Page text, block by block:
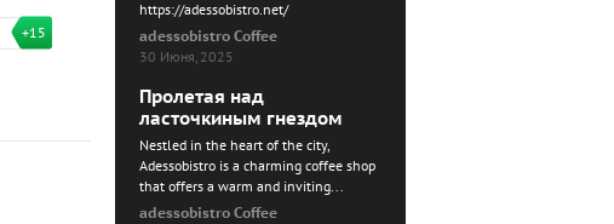
+15
https://adessobistro.net/
adessobistro Coffee
30 Июня, 2025
Пролетая над
ласточкиным гнездом
Nestled in the heart of the city,
Adessobistro is a charming coffee shop
that offers a warm and inviting...
adessobistro Coffee